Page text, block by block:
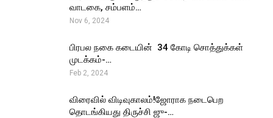
வாடகை, சம்பளம்…
Nov 6, 2024
பிரபல நகை கடையின் ₹ 34 கோடி சொத்துக்கள்
முடக்கம்-…
Feb 2, 2024
விரைவில் விடிவுகாலம்!ஜோராக நடைபெற
தொடங்கியது திருச்சி ஜு-…